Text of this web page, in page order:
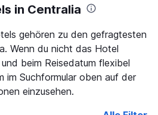
in Centralia
gehören zu den gefragtesten
Wenn du nicht das Hotel
beim Reisedatum flexibel
im Suchformular oben auf der
einzusehen.